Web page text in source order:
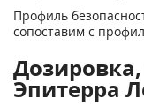
Профиль
сопоставим с
Эпитерра